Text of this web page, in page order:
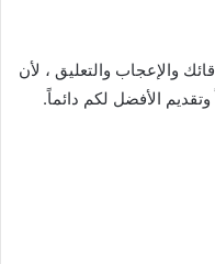
والإعجاب والتعليق ، لأن
الأفضل لكم دائماً.